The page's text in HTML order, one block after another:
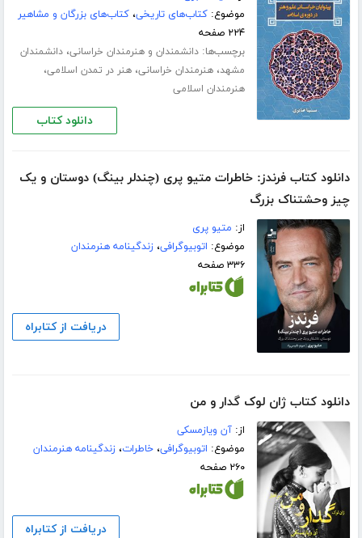
موضوع:کتاب‌های تاریخی،کتاب‌های بزرگان و مشاهیر
۲۲۴ صفحه
برچسب‌ها:دانشمندان و هنرمندان خراسانی،دانشمندان
مشهد،هنرمندان خراسانی،هنر در تمدن اسلامی،
هنرمندان اسلامی
دانلود کتاب
دانلود کتاب فرندز:‌ خاطرات متیو پری (چندلر بینگ) دوستان و یک
چیز وحشتناک بزرگ
از: متیو پری
موضوع: اتوبیوگرافی،زندگینامه هنرمندان
۳۳۶ صفحه
دریافت از کتابراه
دانلود کتاب ژان لوک گدار و من
از:آن ویازمسکی
موضوع: اتوبیوگرافی،خاطرات،زندگینامه هنرمندان
۲۶۰ صفحه
دریافت از کتابراه